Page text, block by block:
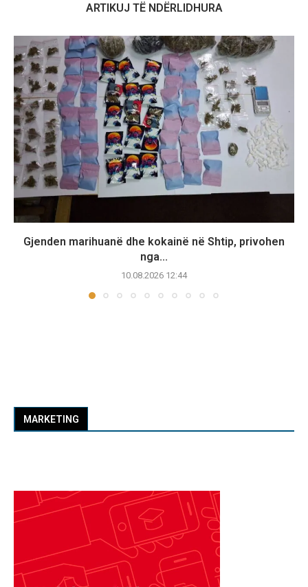
ARTIKUJ TË NDËRLIDHURA
Gjenden marihuanë dhe kokainë në Shtip, privohen
nga...
10.08.2026 12:44
MARKETING